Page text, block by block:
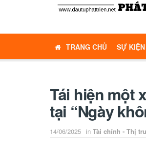
TRANG CHỦ SỰ KIỆN
Tái hiện một
tại “Ngày
14/06/2025 in Tài chính - Thị